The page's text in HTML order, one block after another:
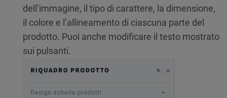
dell’immagine, il tipo di carattere, la dimensione,
il colore e l’allineamento di ciascuna parte del
prodotto. Puoi anche modificare il testo mostrato
sui pulsanti.